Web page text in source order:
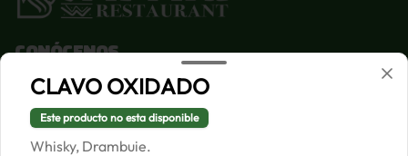
Conócenos
Despacho
Términos y condiciones
Política de privacidad
CLAVO OXIDADO
Este producto no esta disponible
Whisky, Drambuie.